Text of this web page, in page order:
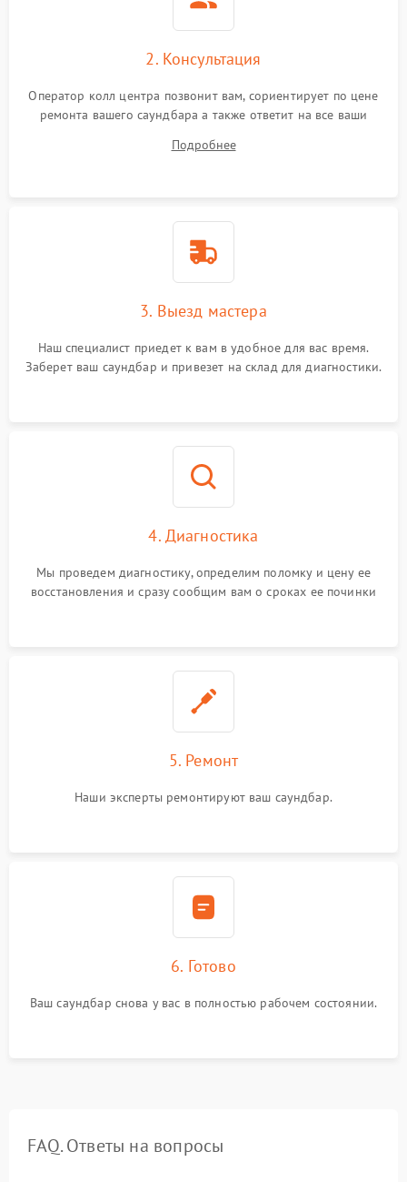
2. Консультация
Оператор колл центра позвонит вам, сориентирует по цене
ремонта вашего саундбара а также ответит на все ваши
Подробнее
3. Выезд мастера
Наш специалист приедет к вам в удобное для вас время.
Заберет ваш саундбар и привезет на склад для диагностики.
4. Диагностика
Мы проведем диагностику, определим поломку и цену ее
восстановления и сразу сообщим вам о сроках ее починки
5. Ремонт
Наши эксперты ремонтируют ваш саундбар.
6. Готово
Ваш саундбар снова у вас в полностью рабочем состоянии.
FAQ. Ответы на вопросы